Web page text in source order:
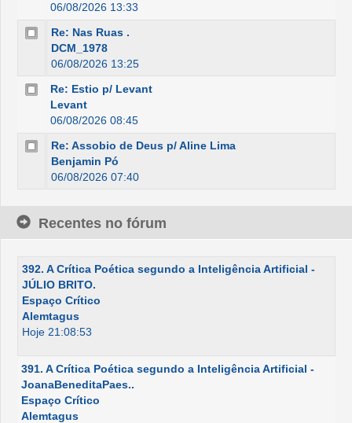
06/08/2026 13:33
Re: Nas Ruas .
DCM_1978
06/08/2026 13:25
Re: Estio p/ Levant
Levant
06/08/2026 08:45
Re: Assobio de Deus p/ Aline Lima
Benjamin Pó
06/08/2026 07:40
Recentes no fórum
392. A Crítica Poética segundo a Inteligência Artificial -
JÚLIO BRITO.
Espaço Crítico
Alemtagus
Hoje 21:08:53
391. A Crítica Poética segundo a Inteligência Artificial -
JoanaBeneditaPaes..
Espaço Crítico
Alemtagus